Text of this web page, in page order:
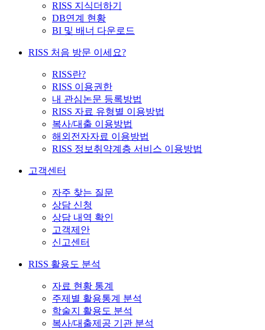
RISS 지식더하기
DB연계 현황
BI 및 배너 다운로드
RISS 처음 방문 이세요?
RISS란?
RISS 이용권한
내 관심논문 등록방법
RISS 자료 유형별 이용방법
복사/대출 이용방법
해외전자자료 이용방법
RISS 정보취약계층 서비스 이용방법
고객센터
자주 찾는 질문
상담 신청
상담 내역 확인
고객제안
신고센터
RISS 활용도 분석
자료 현황 통계
주제별 활용통계 분석
학술지 활용도 분석
복사/대출제공 기관 분석